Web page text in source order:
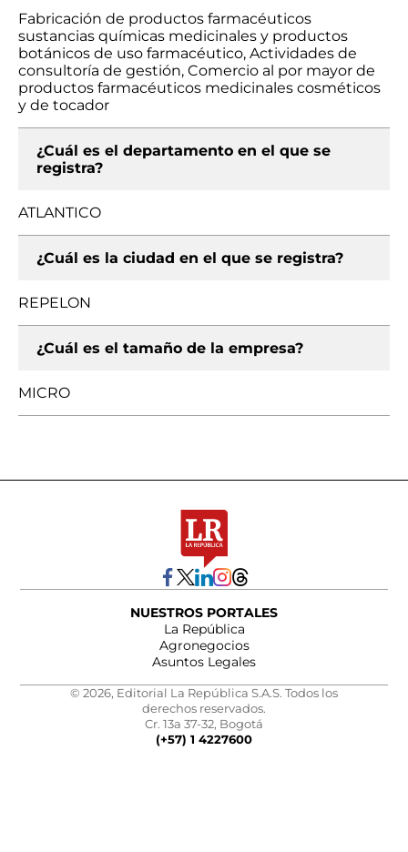
Fabricación de productos farmacéuticos
sustancias químicas medicinales y productos
botánicos de uso farmacéutico, Actividades de
consultoría de gestión, Comercio al por mayor de
productos farmacéuticos medicinales cosméticos
y de tocador
¿Cuál es el departamento en el que se
registra?
ATLANTICO
¿Cuál es la ciudad en el que se registra?
REPELON
¿Cuál es el tamaño de la empresa?
MICRO
NUESTROS PORTALES
La República
Agronegocios
Asuntos Legales
© 2026, Editorial La República S.A.S. Todos los
derechos reservados.
Cr. 13a 37-32, Bogotá
(+57) 1 4227600